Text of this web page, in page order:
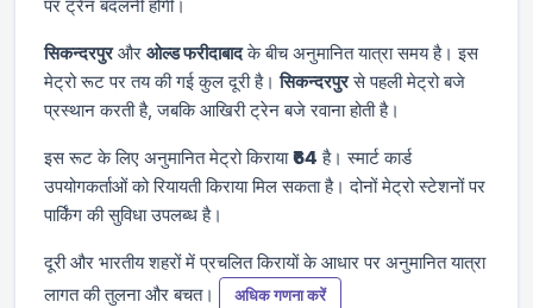
पर ट्रेन बदलनी होगी।
सिकन्दरपुरऔर ओल्ड फरीदाबादके बीच अनुमानित यात्रा समयहै। इस
मेट्रो रूट पर तय की गई कुल दूरीहै।सिकन्दरपुरसे पहली मेट्रोबजे
प्रस्थान करती है, जबकि आखिरी ट्रेनबजे रवाना होती है।
इस रूट के लिए अनुमानित मेट्रो किराया₹64 है। स्मार्ट कार्ड
उपयोगकर्ताओं को रियायती किराया मिल सकता है। दोनों मेट्रो स्टेशनों पर
पार्किंग की सुविधा उपलब्ध है।
दूरी और भारतीय शहरों में प्रचलित किरायों के आधार पर अनुमानित यात्रा
लागत की तुलना और बचत।
अधिक गणना करें